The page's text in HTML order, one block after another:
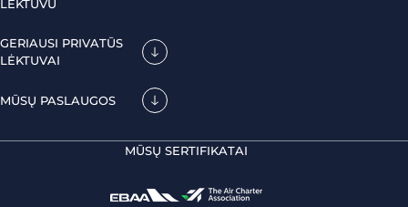
LĖKTUVU
GERIAUSI PRIVATŪS
LĖKTUVAI
MŪSŲ PASLAUGOS
MŪSŲ SERTIFIKATAI